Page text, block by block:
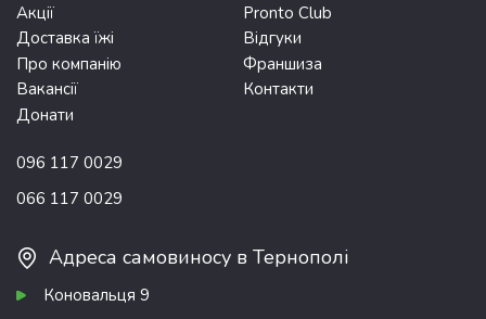
Акції
Pronto Club
Доставка їжі
Відгуки
Про компанію
Франшиза
Вакансії
Контакти
Донати
096 117 0029
066 117 0029
Адреса самовиносу в Тернополі
Коновальця 9